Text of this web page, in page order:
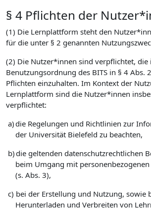
§ 4 Pflichten der
(1) Die Lernplattform steht den
für die unter § 2 genannten
(2) Die Nutzer*innen sind verpflichtet, die
Benutzungsordnung des BITS in § 4 Abs.
Pflichten einzuhalten. Im Kontext der
Lernplattform sind die Nutzer*innen
verpflichtet:
a)die Regelungen und Richtlinien zur
der Universität Bielefeld zu beachten,
b)die geltenden datenschutzrechtlichen
beim Umgang mit
(s. Abs. 3),
c) bei der Erstellung und Nutzung, sowie
Herunterladen und Verbreiten von